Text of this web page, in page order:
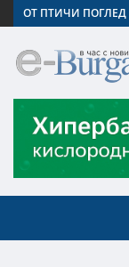
ОТ ПТИЧИ ПОГЛЕД